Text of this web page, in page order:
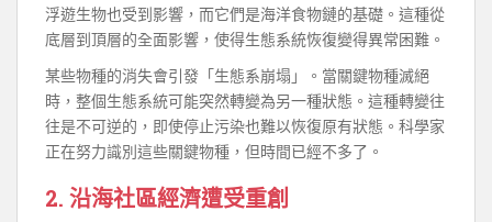
浮遊生物也受到影響，而它們是海洋食物鏈的基礎。這種從
底層到頂層的全面影響，使得生態系統恢復變得異常困難。
某些物種的消失會引發「生態系崩塌」。當關鍵物種滅絕
時，整個生態系統可能突然轉變為另一種狀態。這種轉變往
往是不可逆的，即使停止污染也難以恢復原有狀態。科學家
正在努力識別這些關鍵物種，但時間已經不多了。
2. 沿海社區經濟遭受重創